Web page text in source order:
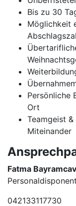
Bis zu 30
Möglichkeit
Persönliche
Ort
Teamgeist
Miteinander
Fatma
042133117730